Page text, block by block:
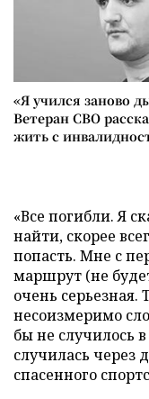
«Я учился заново
Ветеран СВО
жить с
«Все погибли. Я
найти, скорее
попасть. Мне с
маршрут (не
очень
несоизмеримо
бы не случилось
случилась через
спасенного